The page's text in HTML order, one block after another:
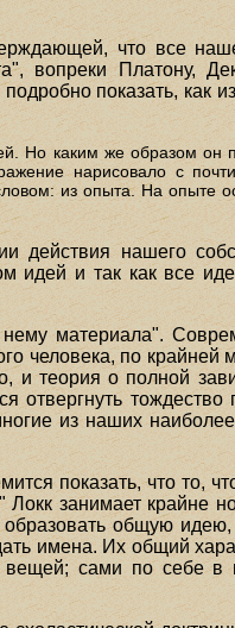
что все
вопреки Платону,
показать, как
Но каким же образом он
нарисовало с
из опыта. На опыте
нашего
идей и так как все
материала".
человека, по
теория о полной
тождество
из наших
показать, что то,
занимает крайне
общую идею,
Их общий
сами по себе в